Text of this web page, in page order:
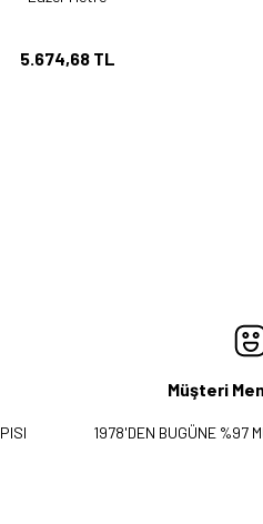
5.674,68 TL
Müşteri
1978'DEN BUGÜNE %97